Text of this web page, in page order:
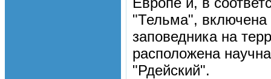
"Тельма", включена
заповедника на
расположена
"Рдейский".